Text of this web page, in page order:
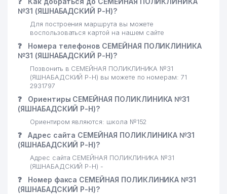
№31 (ЯШНАБАДСКИЙ Р-Н)?
Для построения маршрута вы можете
воспользоваться картой на нашем сайте
❓
Номера телефонов СЕМЕЙНАЯ ПОЛИКЛИНИКА
№31 (ЯШНАБАДСКИЙ Р-Н)?
Позвонить в СЕМЕЙНАЯ ПОЛИКЛИНИКА №31
(ЯШНАБАДСКИЙ Р-Н) вы можете по номерам: 71
2931797
❓
Ориентиры СЕМЕЙНАЯ ПОЛИКЛИНИКА №31
(ЯШНАБАДСКИЙ Р-Н)?
Ориентиром являются: школа №152
❓
Адрес сайта СЕМЕЙНАЯ ПОЛИКЛИНИКА №31
(ЯШНАБАДСКИЙ Р-Н)?
Адрес сайта СЕМЕЙНАЯ ПОЛИКЛИНИКА №31
(ЯШНАБАДСКИЙ Р-Н) -
❓
Номер факса СЕМЕЙНАЯ ПОЛИКЛИНИКА №31
(ЯШНАБАДСКИЙ Р-Н)?